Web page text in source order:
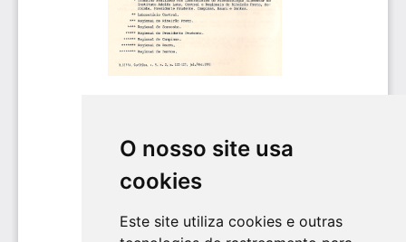
O nosso site usa
cookies
Este site utiliza cookies e outras